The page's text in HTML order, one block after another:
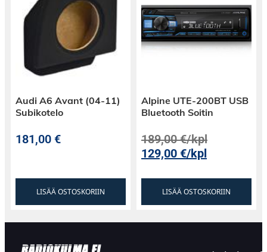
Audi A6 Avant (04-11)
Subikotelo
181,00€
LISÄÄ OSTOSKORIIN
Alpine UTE-200BT USB
Bluetooth Soitin
189,00€/kpl
129,00€/kpl
LISÄÄ OSTOSKORIIN